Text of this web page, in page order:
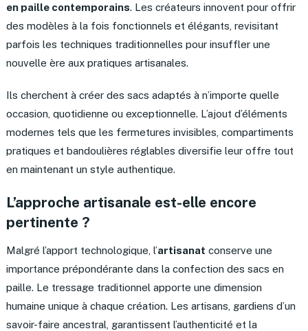
en paille contemporains. Les créateurs innovent pour offrir
des modèles à la fois fonctionnels et élégants, revisitant
parfois les techniques traditionnelles pour insuffler une
nouvelle ère aux pratiques artisanales.
Ils cherchent à créer des sacs adaptés à n’importe quelle
occasion, quotidienne ou exceptionnelle. L’ajout d’éléments
modernes tels que les fermetures invisibles, compartiments
pratiques et bandoulières réglables diversifie leur offre tout
en maintenant un style authentique.
L’approche artisanale est-elle encore
pertinente ?
Malgré l’apport technologique, l’artisanat conserve une
importance prépondérante dans la confection des sacs en
paille. Le tressage traditionnel apporte une dimension
humaine unique à chaque création. Les artisans, gardiens d’un
savoir-faire ancestral, garantissent l’authenticité et la